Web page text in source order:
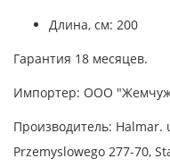
Длина, см: 200
Гарантия 18 месяцев.
Импортер: ООО
Производитель:
Przemyslowego 277-70,